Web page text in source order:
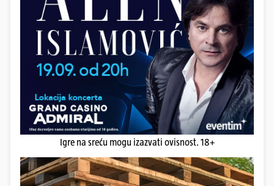
Igre na sreću mogu izazvati ovisnost. 18+